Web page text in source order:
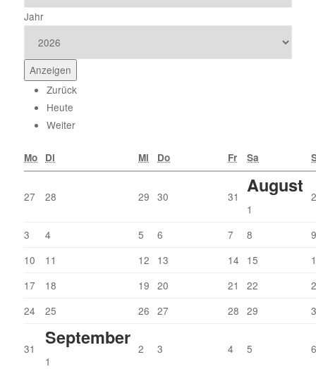
Jahr
Zurück
Heute
Weiter
Mo Di Mi Do Fr Sa
27 28 29 30 31 August
1
3 4 5 6 7 8
10
11 12 13 14 15
17
18 19 20 21 22
24
25 26 27 28 29
31 September
1
2 3 4 5